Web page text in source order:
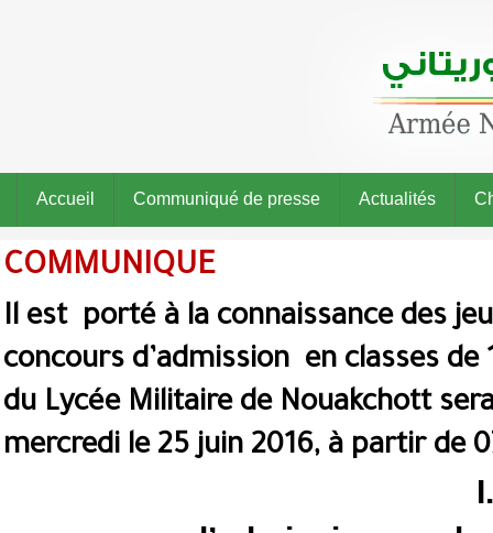
Accueil Communiqué de presse Actualités
COMMUNIQUE
Il est porté à la connaissance des
concours d’admission en classes de
du Lycée Militaire de Nouakchott
mercredi le 25 juin 2016, à partir de